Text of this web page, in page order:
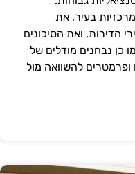
בעיר, את
הדירות, ואת הסיכונים
כן נבחנים מודלים של
ופרמטרים להשוואה מול